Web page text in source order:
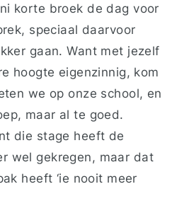
korte broek de dag voor
speciaal daarvoor
gaan. Want met jezelf
hoogte eigenzinnig, kom
we op onze school, en
maar al te goed.
die stage heeft de
wel gekregen, maar dat
heeft ‘ie nooit meer